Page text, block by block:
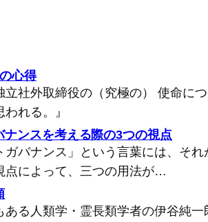
心得
立社外取締役の（究極の） 使命に
れる。』
ナンスを考える際の3つの視点
ガバナンス」という言葉には、そ
点によって、三つの用法が…
ある人類学・霊長類学者の伊谷純